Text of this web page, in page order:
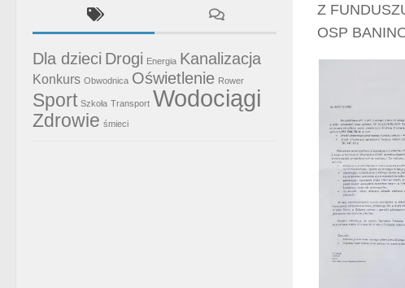
Z
OSP
Dla dzieci Drogi Energia Kanalizacja
Konkurs Obwodnica Oświetlenie Rower
Sport Szkoła Transport Wodociągi
Zdrowie śmieci